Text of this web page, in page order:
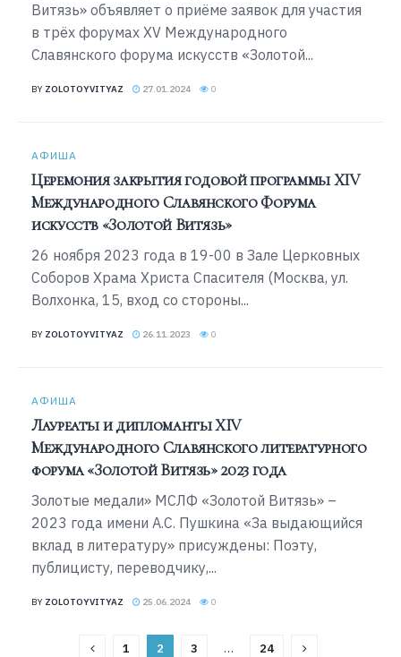
Витязь» объявляет о приёме заявок для участия
в трёх форумах XV Международного
Славянского форума искусств «Золотой...
BY ZOLOTOYVITYAZ 27.01.2024 0
АФИША
Церемония закрытия годовой программы XIV
Международного Славянского Форума
искусств «Золотой Витязь»
26 ноября 2023 года в 19-00 в Зале Церковных
Соборов Храма Христа Спасителя (Москва, ул.
Волхонка, 15, вход со стороны...
BY ZOLOTOYVITYAZ 26.11.2023 0
АФИША
Лауреаты и дипломанты XIV
Международного Славянского литературного
форума «Золотой Витязь» 2023 года
Золотые медали» МСЛФ «Золотой Витязь» –
2023 года имени А.С. Пушкина «За выдающийся
вклад в литературу» присуждены: Поэту,
публицисту, переводчику,...
BY ZOLOTOYVITYAZ 25.06.2024 0
1 2 3 … 24